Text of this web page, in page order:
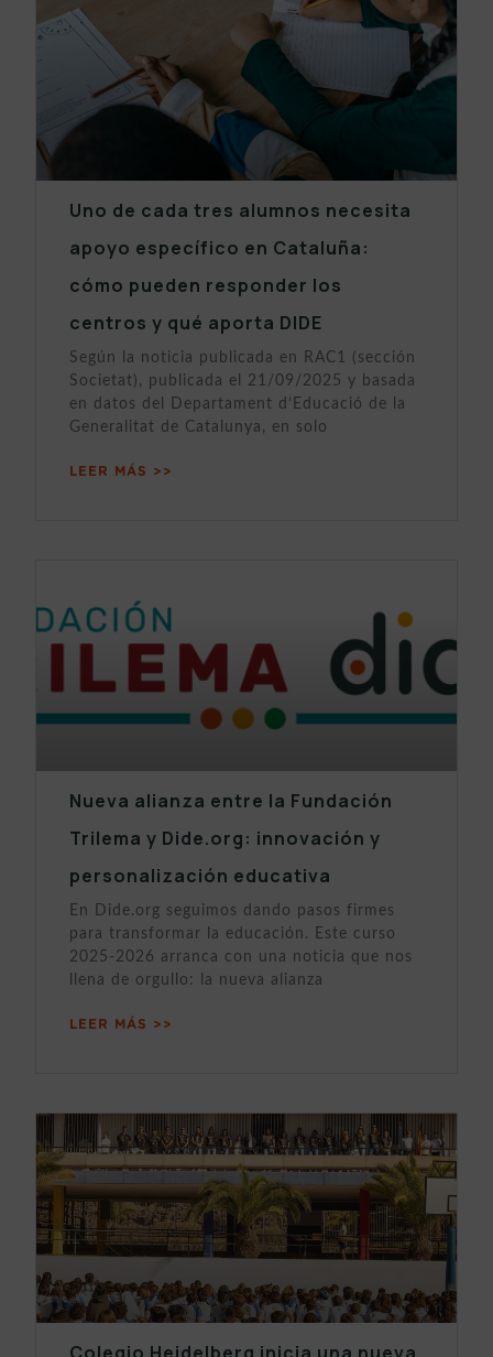
Uno de cada tres alumnos necesita
apoyo específico en Cataluña:
cómo pueden responder los
centros y qué aporta DIDE
Según la noticia publicada en RAC1 (sección
Societat), publicada el 21/09/2025 y basada
en datos del Departament d’Educació de la
Generalitat de Catalunya, en solo
LEER MÁS >>
Nueva alianza entre la Fundación
Trilema y Dide.org: innovación y
personalización educativa
En Dide.org seguimos dando pasos firmes
para transformar la educación. Este curso
2025-2026 arranca con una noticia que nos
llena de orgullo: la nueva alianza
LEER MÁS >>